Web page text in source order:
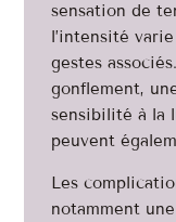
sensation de
l’intensité
gestes
gonflement,
sensibilité à la
peuvent
Les
notamment